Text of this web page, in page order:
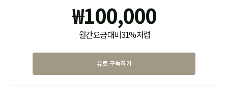
₩100,000
월간 요금 대비 31% 저렴
유료 구독하기